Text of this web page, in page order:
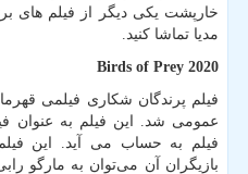
خارپشت یکی دیگر از فیلم های
مدیا تماشا کنید.
Birds of Prey 2020
عمومی شد. این فیلم به عنوان
فیلم به حساب می آید. این
بازیگران آن می‌توان به مارگو